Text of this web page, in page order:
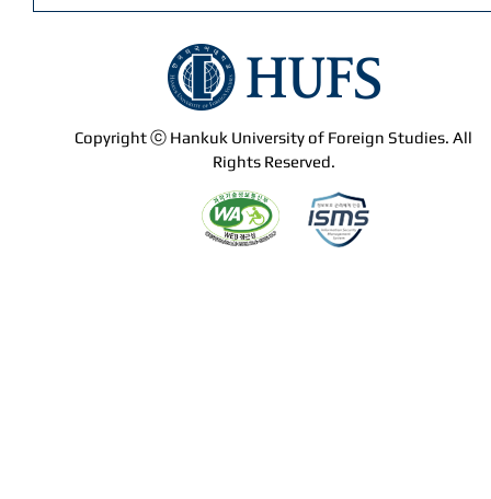
Copyright ⓒ Hankuk University of Foreign Studies. All
Rights Reserved.